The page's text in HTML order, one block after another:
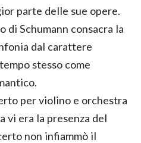
parte delle sue opere.
di Schumann consacra la
dal carattere
stesso come
per violino e orchestra
vi era la presenza del
non infiammò il